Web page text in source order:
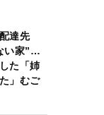
達先
い家”…
た「姉
」むご